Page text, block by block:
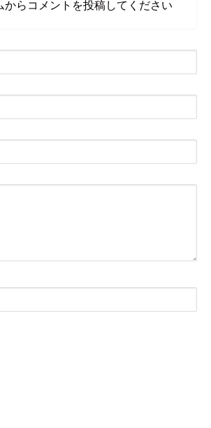
からコメントを投稿してください